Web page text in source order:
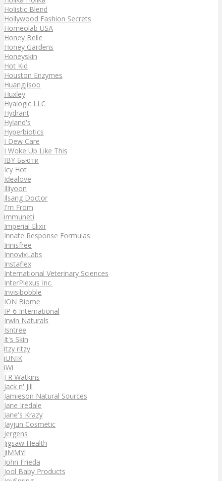
Holistic Blend
Hollywood Fashion Secrets
Homeolab USA
Honey Belle
Honey Gardens
Honeyskin
Hot Kid
Houston Enzymes
Huangjisoo
Huxley
Hyalogic LLC
Hydrant
Hyland's
Hyperbiotics
I Dew Care
I Woke Up Like This
IBY Бьюти
Icy Hot
Idealove
Illiyoon
Ilsang Doctor
I'm From
immuneti
Imperial Elixir
Innate Response Formulas
Innisfree
InnovixLabs
Instaflex
International Veterinary Sciences
InterPlexus Inc.
Invisibobble
ION Biome
IP-6 International
Irwin Naturals
Isntree
It's Skin
itzy ritzy
iUNIK
iWi
J R Watkins
Jack n' Jill
Jamieson Natural Sources
Jane Iredale
Jane's Krazy
Jayjun Cosmetic
Jergens
Jigsaw Health
JiMMY!
John Frieda
Jool Baby Products